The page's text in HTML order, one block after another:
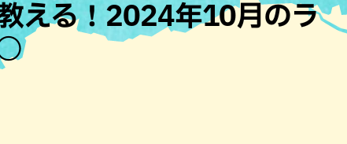
焼肉 焼鳥・串料理
料理 居酒屋・バー
イキング
ガー
サウナ 公園
える！2024年10月のラ